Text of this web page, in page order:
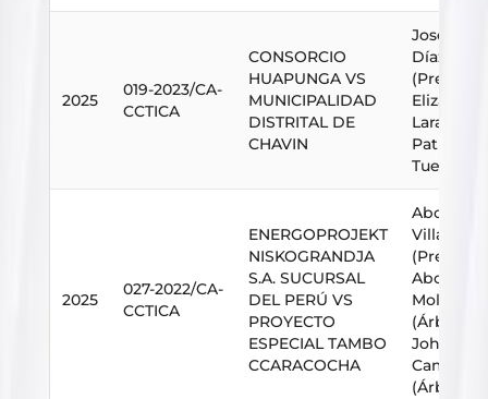
2025
019-2023/CA-
CCTICA
CONSORCIO
HUAPUNGA VS
MUNICIPALIDAD
DISTRITAL DE
CHAVIN
José Luis
Díaz
Elizabeth
Lara
Patrick
Tueros
2025
027-2022/CA-
CCTICA
ENERGOPROJEKT
NISKOGRANDJA
S.A. SUCURSAL
DEL PERÚ VS
PROYECTO
ESPECIAL TAMBO
CCARACOCHA
Abog.
Abog.
Molero
(Árbitro)
Johan
Camargo
(Árbitro)